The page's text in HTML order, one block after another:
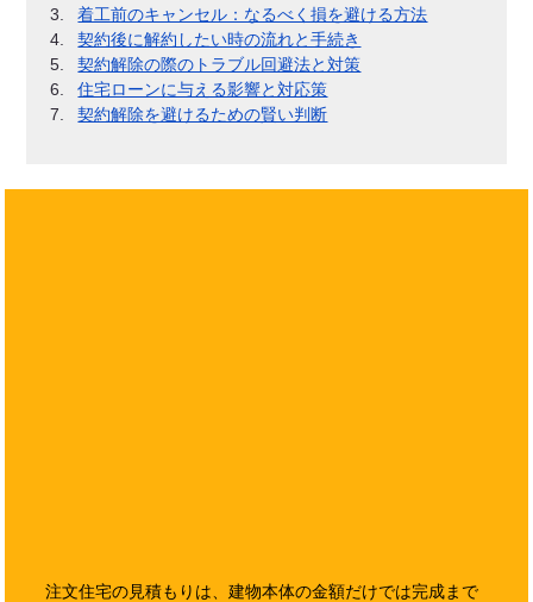
着工前のキャンセル：なるべく損を避ける方法
契約後に解約したい時の流れと手続き
契約解除の際のトラブル回避法と対策
住宅ローンに与える影響と対応策
契約解除を避けるための賢い判断
注文住宅の見積もりは、建物本体の金額だけでは完成まで